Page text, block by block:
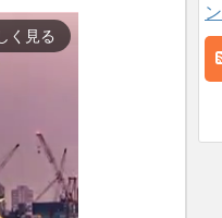
く見る